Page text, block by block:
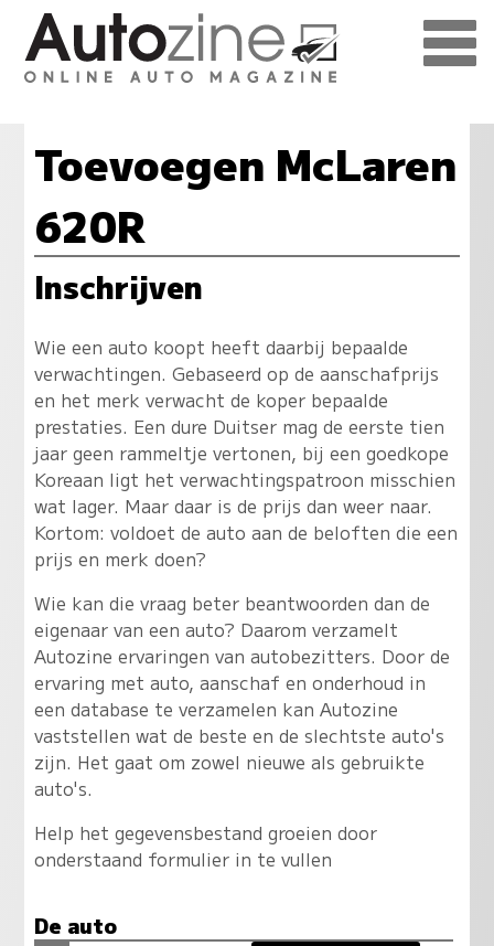
Toevoegen McLaren
620R
Inschrijven
Wie een auto koopt heeft daarbij bepaalde
verwachtingen. Gebaseerd op de aanschafprijs
en het merk verwacht de koper bepaalde
prestaties. Een dure Duitser mag de eerste tien
jaar geen rammeltje vertonen, bij een goedkope
Koreaan ligt het verwachtingspatroon misschien
wat lager. Maar daar is de prijs dan weer naar.
Kortom: voldoet de auto aan de beloften die een
prijs en merk doen?
Wie kan die vraag beter beantwoorden dan de
eigenaar van een auto? Daarom verzamelt
Autozine ervaringen van autobezitters. Door de
ervaring met auto, aanschaf en onderhoud in
een database te verzamelen kan Autozine
vaststellen wat de beste en de slechtste auto's
zijn. Het gaat om zowel nieuwe als gebruikte
auto's.
Help het gegevensbestand groeien door
onderstaand formulier in te vullen
De auto